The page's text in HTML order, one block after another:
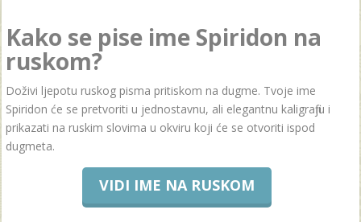
Kako se pise ime Spiridon na
ruskom?
Doživi ljepotu ruskog pisma pritiskom na dugme. Tvoje ime
Spiridon će se pretvoriti u jednostavnu, ali elegantnu kaligrafiju i
prikazati na ruskim slovima u okviru koji će se otvoriti ispod
dugmeta.
VIDI IME NA RUSKOM